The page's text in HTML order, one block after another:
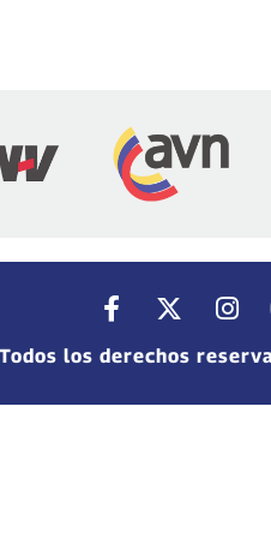
los derechos